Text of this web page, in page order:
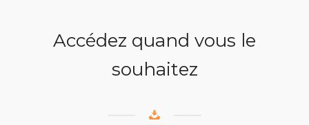
Accédez quand vous le
souhaitez